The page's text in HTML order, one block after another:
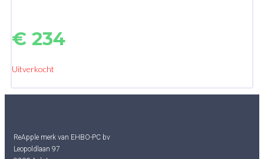
€ 234
Uitverkocht
ReApple merk van EHBO-PC bv
Leopoldlaan 97